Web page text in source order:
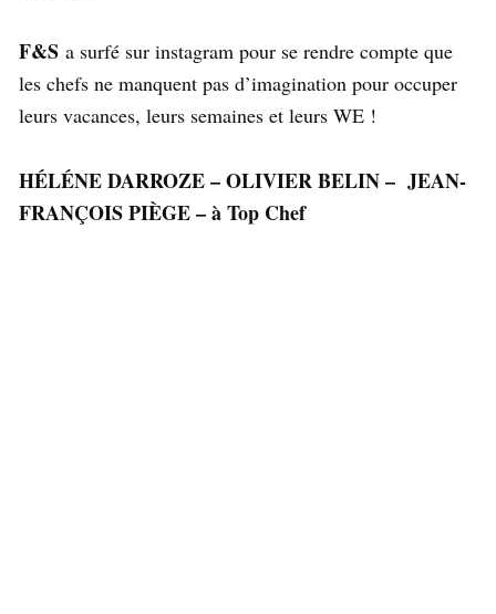
F&S a surfé sur instagram pour se rendre compte que
les chefs ne manquent pas d’imagination pour occuper
leurs vacances, leurs semaines et leurs WE !
HÉLÉNE DARROZE – OLIVIER BELIN – JEAN-
FRANÇOIS PIÈGE – à Top Chef